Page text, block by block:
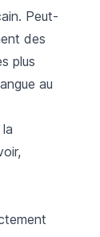
Peut-
des
plus
au